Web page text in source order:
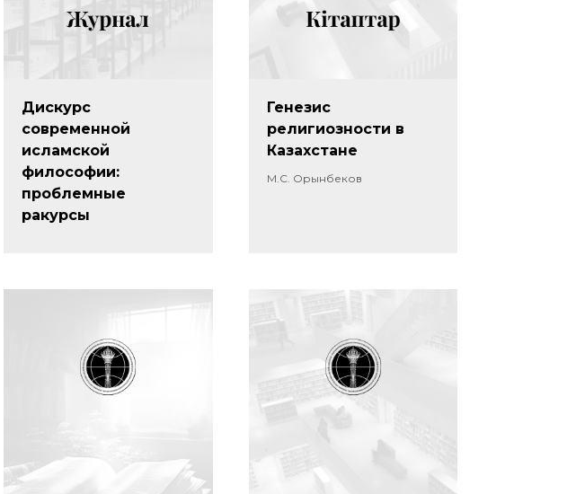
Дискурс
современной
исламской
философии:
проблемные
ракурсы
Генезис
религиозности в
Казахстане
М.С. Орынбеков